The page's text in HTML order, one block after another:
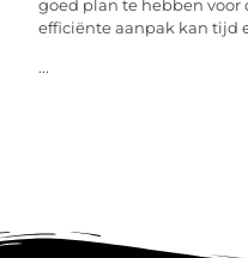
goed plan te hebben voor
efficiënte aanpak kan tijd
...